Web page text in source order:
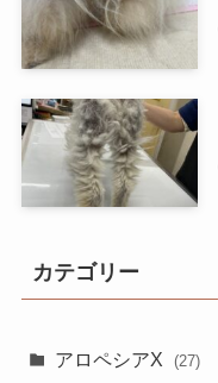
カテゴリー
アロペシアX (27)